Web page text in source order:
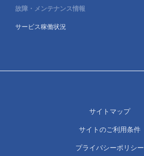
故障・メンテナンス情報
サービス稼働状況
サイトマップ
サイトのご利用条件
プライバシーポリシー